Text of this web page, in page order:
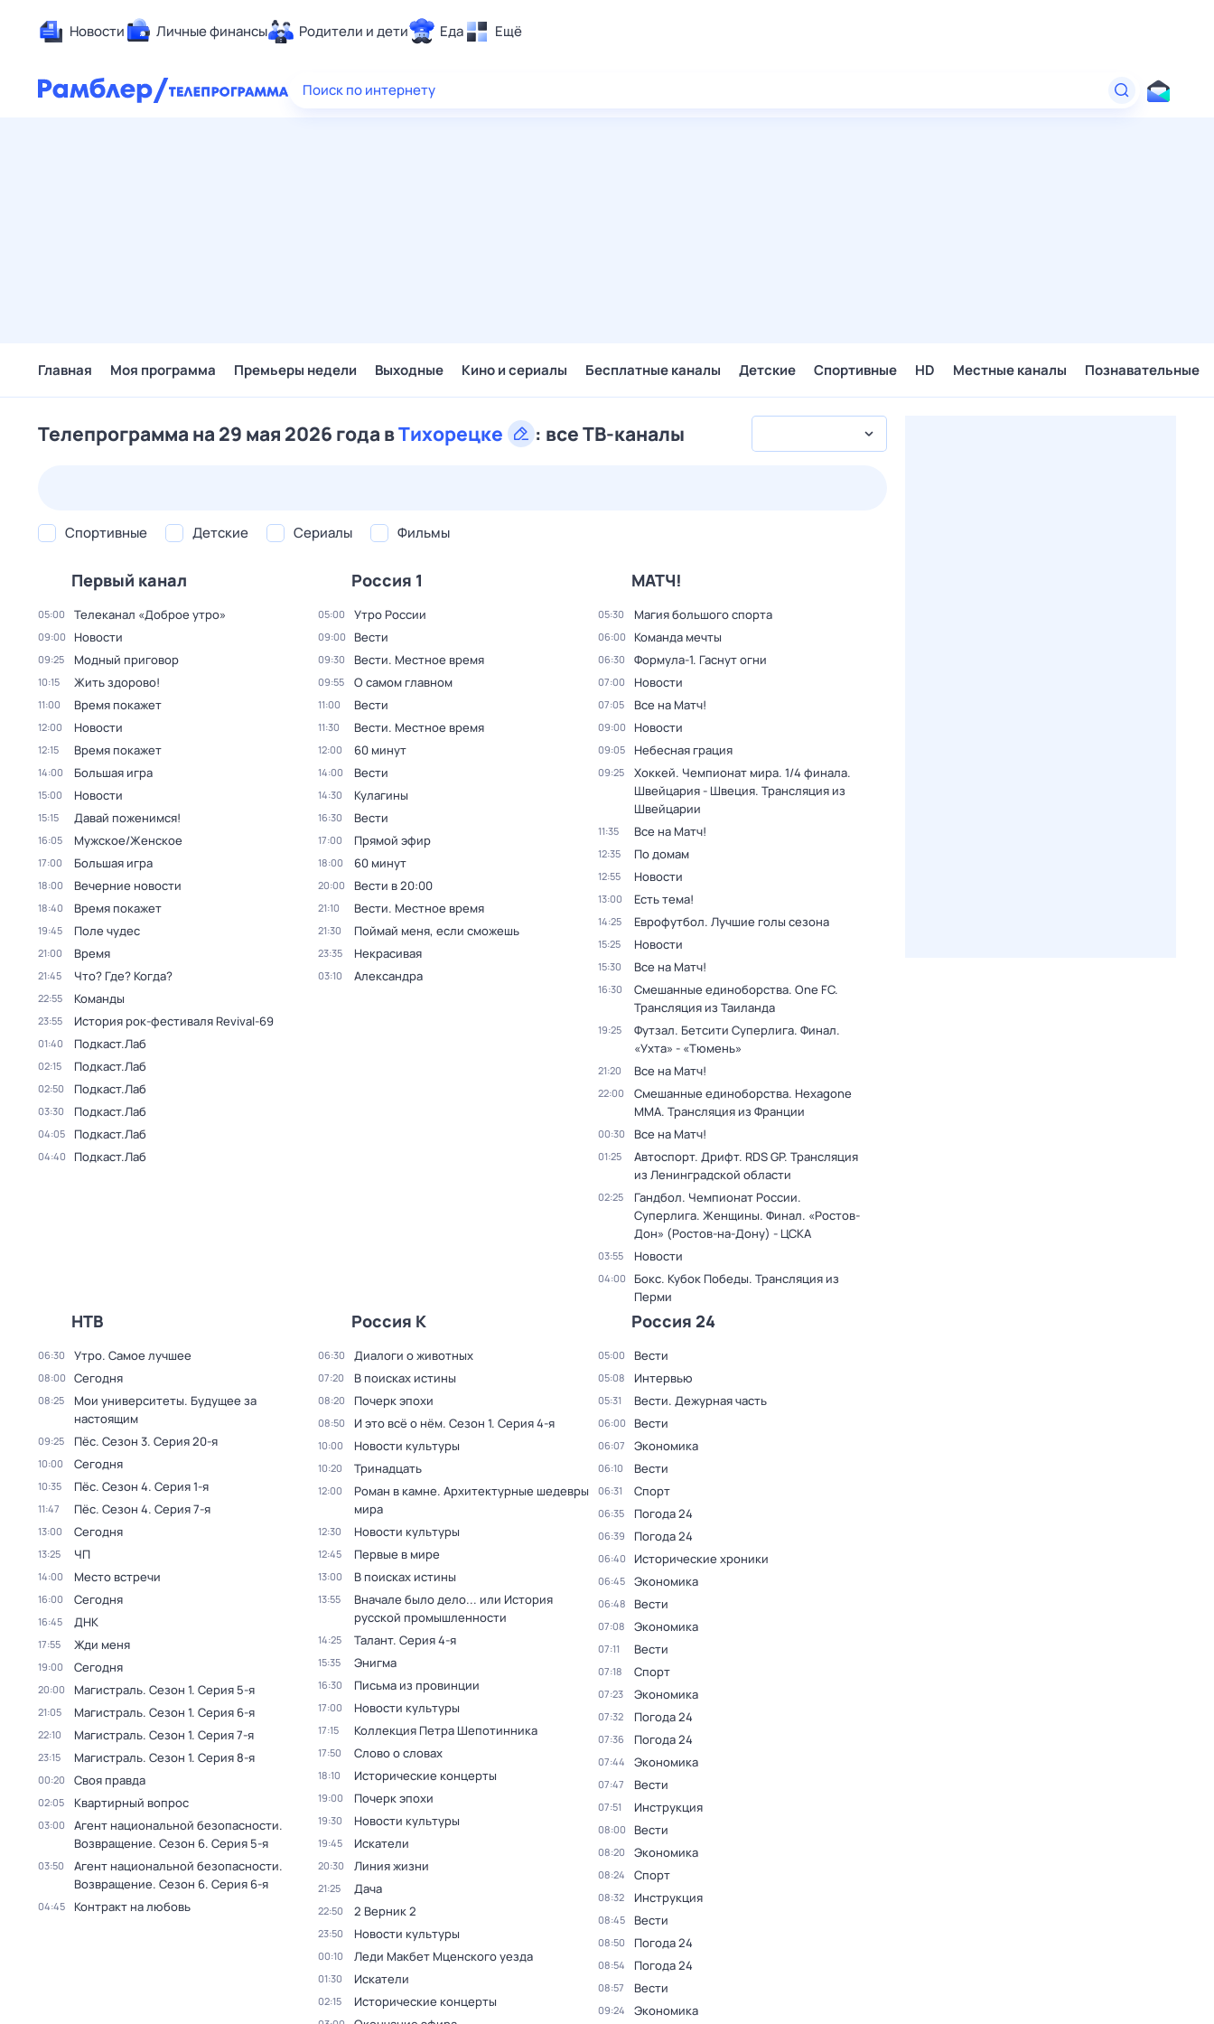
Новости Личные финансы Родители и дети Еда Ещё
Здоровье
Поиск по интернету
Главная Моя программа Премьеры недели Выходные Кино и сериалы Бесплатные каналы Детские Спортивные HD Местные каналы Познавательные
Телепрограмма на 29 мая 2026 года вТихорецке : все ТВ-каналы
Спортивные Детские Сериалы Фильмы
Первый канал
05:00 Телеканал «Доброе утро»
09:00 Новости
09:25 Модный приговор
10:15 Жить здорово!
11:00 Время покажет
12:00 Новости
12:15 Время покажет
14:00 Большая игра
15:00 Новости
15:15 Давай поженимся!
16:05 Мужское/Женское
17:00 Большая игра
18:00 Вечерние новости
18:40 Время покажет
19:45 Поле чудес
21:00 Время
21:45 Что? Где? Когда?
22:55 Команды
23:55 История рок-фестиваля Revival-69
01:40 Подкаст.Лаб
02:15 Подкаст.Лаб
02:50 Подкаст.Лаб
03:30 Подкаст.Лаб
04:05 Подкаст.Лаб
04:40 Подкаст.Лаб
Россия 1
05:00 Утро России
09:00 Вести
09:30 Вести. Местное время
09:55 О самом главном
11:00 Вести
11:30 Вести. Местное время
12:00 60 минут
14:00 Вести
14:30 Кулагины
16:30 Вести
17:00 Прямой эфир
18:00 60 минут
20:00 Вести в 20:00
21:10 Вести. Местное время
21:30 Поймай меня, если сможешь
23:35 Некрасивая
03:10 Александра
МАТЧ!
05:30 Магия большого спорта
06:00 Команда мечты
06:30 Формула-1. Гаснут огни
07:00 Новости
07:05 Все на Матч!
09:00 Новости
09:05 Небесная грация
09:25
Хоккей. Чемпионат мира. 1/4 финала.
Швейцария - Швеция. Трансляция из
Швейцарии
11:35 Все на Матч!
12:35 По домам
12:55 Новости
13:00 Есть тема!
14:25 Еврофутбол. Лучшие голы сезона
15:25 Новости
15:30 Все на Матч!
16:30
Смешанные единоборства. One FC.
Трансляция из Таиланда
19:25
Футзал. Бетсити Суперлига. Финал.
«Ухта» - «Тюмень»
21:20 Все на Матч!
22:00
Смешанные единоборства. Hexagone
MMA. Трансляция из Франции
00:30 Все на Матч!
01:25
Автоспорт. Дрифт. RDS GP. Трансляция
из Ленинградской области
02:25
Гандбол. Чемпионат России.
Суперлига. Женщины. Финал. «Ростов-
Дон» (Ростов-на-Дону) - ЦСКА
03:55 Новости
04:00
Бокс. Кубок Победы. Трансляция из
Перми
НТВ
06:30 Утро. Самое лучшее
08:00 Сегодня
08:25
Мои университеты. Будущее за
настоящим
09:25 Пёс. Сезон 3. Серия 20-я
10:00 Сегодня
10:35 Пёс. Сезон 4. Серия 1-я
11:47 Пёс. Сезон 4. Серия 7-я
13:00 Сегодня
13:25 ЧП
14:00 Место встречи
16:00 Сегодня
16:45 ДНК
17:55 Жди меня
19:00 Сегодня
20:00 Магистраль. Сезон 1. Серия 5-я
21:05 Магистраль. Сезон 1. Серия 6-я
22:10 Магистраль. Сезон 1. Серия 7-я
23:15 Магистраль. Сезон 1. Серия 8-я
00:20 Своя правда
02:05 Квартирный вопрос
03:00
Агент национальной безопасности.
Возвращение. Сезон 6. Серия 5-я
03:50
Агент национальной безопасности.
Возвращение. Сезон 6. Серия 6-я
04:45 Контракт на любовь
Россия К
06:30 Диалоги о животных
07:20 В поисках истины
08:20 Почерк эпохи
08:50 И это всё о нём. Сезон 1. Серия 4-я
10:00 Новости культуры
10:20 Тринадцать
12:00
Роман в камне. Архитектурные шедевры
мира
12:30 Новости культуры
12:45 Первые в мире
13:00 В поисках истины
13:55
Вначале было дело... или История
русской промышленности
14:25 Талант. Серия 4-я
15:35 Энигма
16:30 Письма из провинции
17:00 Новости культуры
17:15 Коллекция Петра Шепотинника
17:50 Слово о словах
18:10 Исторические концерты
19:00 Почерк эпохи
19:30 Новости культуры
19:45 Искатели
20:30 Линия жизни
21:25 Дача
22:50 2 Верник 2
23:50 Новости культуры
00:10 Леди Макбет Мценского уезда
01:30 Искатели
02:15 Исторические концерты
Россия 24
05:00 Вести
05:08 Интервью
05:31 Вести. Дежурная часть
06:00 Вести
06:07 Экономика
06:10 Вести
06:31 Спорт
06:35 Погода 24
06:39 Погода 24
06:40 Исторические хроники
06:45 Экономика
06:48 Вести
07:08 Экономика
07:11 Вести
07:18 Спорт
07:23 Экономика
07:32 Погода 24
07:36 Погода 24
07:44 Экономика
07:47 Вести
07:51 Инструкция
08:00 Вести
08:20 Экономика
08:24 Спорт
08:32 Инструкция
08:45 Вести
08:50 Погода 24
08:54 Погода 24
08:57 Вести
09:24 Экономика